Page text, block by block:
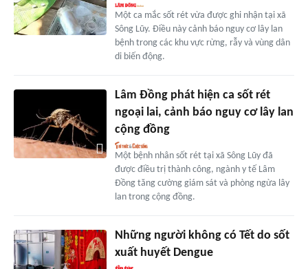
Một ca mắc sốt rét vừa được ghi nhận tại xã
Sông Lũy. Điều này cảnh báo nguy cơ lây lan
bệnh trong các khu vực rừng, rẫy và vùng dân
di biến động.
Lâm Đồng phát hiện ca sốt rét
ngoại lai, cảnh báo nguy cơ lây lan
cộng đồng
Một bệnh nhân sốt rét tại xã Sông Lũy đã
được điều trị thành công, ngành y tế Lâm
Đồng tăng cường giám sát và phòng ngừa lây
lan trong cộng đồng.
Những người không có Tết do sốt
xuất huyết Dengue